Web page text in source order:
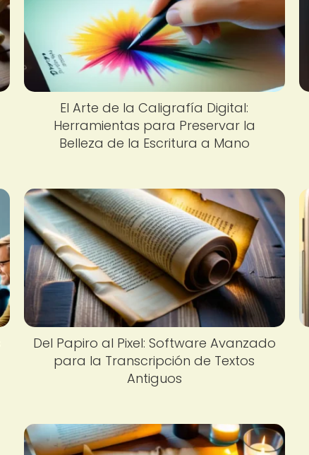
El Arte de la Caligrafía Digital:
Herramientas para Preservar la
Belleza de la Escritura a Mano
Del Papiro al Pixel: Software Avanzado
para la Transcripción de Textos
Antiguos